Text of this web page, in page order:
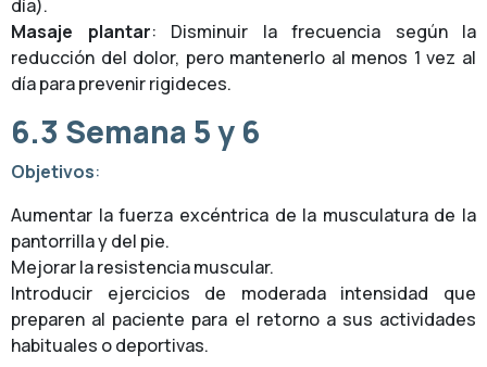
día).
Masaje plantar: Disminuir la frecuencia según la
reducción del dolor, pero mantenerlo al menos 1 vez al
día para prevenir rigideces.
6.3 Semana 5 y 6
Objetivos:
Aumentar la fuerza excéntrica de la musculatura de la
pantorrilla y del pie.
Mejorar la resistencia muscular.
Introducir ejercicios de moderada intensidad que
preparen al paciente para el retorno a sus actividades
habituales o deportivas.